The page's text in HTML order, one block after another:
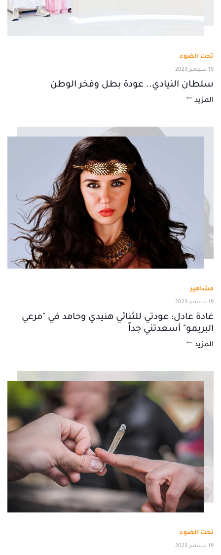
تحت الضوء
19 سبتمبر 2023
سلطان النيادي.. عودة بطل وفخر الوطن
المزيد
مشاهير
19 سبتمبر 2023
غادة عادل: عودتي للثنائي هنيدي وحامد في "مرعي
البريمو" أسعدتني جداً
المزيد
تحت الضوء
19 سبتمبر 2023